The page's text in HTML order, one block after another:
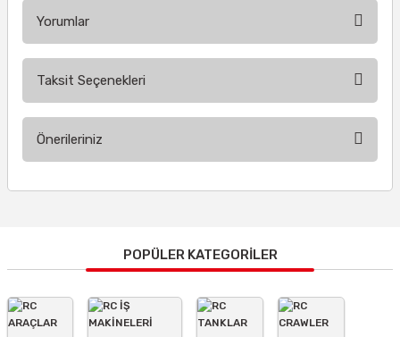
Yorumlar
Yorum Yaz
Taksit Seçenekleri
Önerileriniz
Görüş ve önerileriniz için teşekkür ederiz.
Ürün resmi kalitesiz, bozuk veya görüntülenemiyor.
Ürün açıklamasında eksik bilgiler bulunuyor.
POPÜLER KATEGORİLER